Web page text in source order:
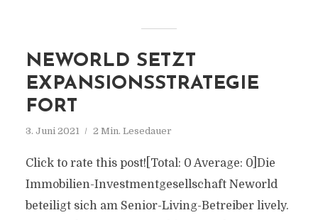
NEWORLD SETZT
EXPANSIONSSTRATEGIE
FORT
3. Juni 2021 2 Min. Lesedauer
Click to rate this post![Total: 0 Average: 0]Die
Immobilien-Investmentgesellschaft Neworld
beteiligt sich am Senior-Living-Betreiber lively.